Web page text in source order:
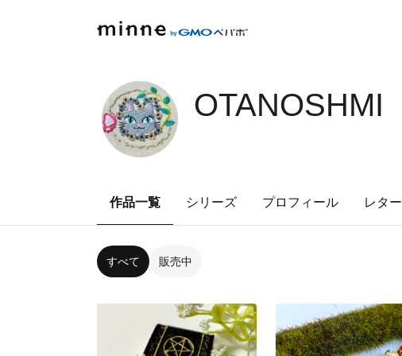
OTANOSHMI
作品一覧 シリーズ プロフィール レター
すべて 販売中